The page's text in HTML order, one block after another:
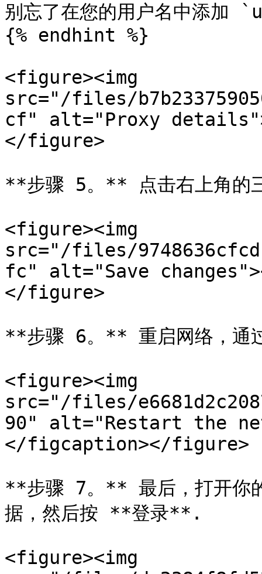
别忘了在您的用户名中添加
{% endhint %}
<figure><img
src="/files/
cf" alt="Proxy
</figure>
**步骤 5。** 点击右上角的
<figure><img
src="/files/
fc" alt="Save
</figure>
**步骤 6。** 重启网络，通
<figure><img
src="/files/
90" alt="Restart the
</figcaption></figure>
**步骤 7。** 最后，打开你
据，然后按 **登录**.
<figure><img